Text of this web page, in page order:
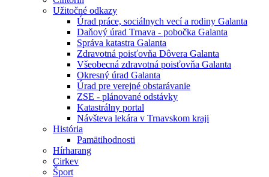
Užitočné odkazy
Úrad práce, sociálnych vecí a rodiny Galanta
Daňový úrad Trnava - pobočka Galanta
Správa katastra Galanta
Zdravotná poisťovňa Dôvera Galanta
Všeobecná zdravotná poisťovňa Galanta
Okresný úrad Galanta
Úrad pre verejné obstarávanie
ZSE - plánované odstávky
Katastrálny portal
Návšteva lekára v Trnavskom kraji
História
Pamätihodnosti
Hírharang
Cirkev
Šport